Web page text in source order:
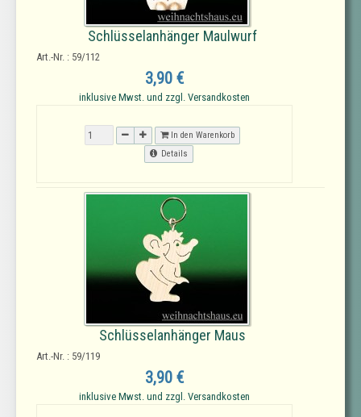
Schlüsselanhänger Maulwurf
Art.-Nr. : 59/112
3,90 €
inklusive Mwst. und zzgl. Versandkosten
In den Warenkorb
Details
Schlüsselanhänger Maus
Art.-Nr. : 59/119
3,90 €
inklusive Mwst. und zzgl. Versandkosten